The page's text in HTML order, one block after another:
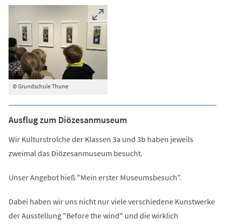
© Grundschule Thune
Ausflug zum Diözesanmuseum
Wir Kulturstrolche der Klassen 3a und 3b haben jeweils
zweimal das Diözesanmuseum besucht.
Unser Angebot hieß "Mein erster Museumsbesuch".
Dabei haben wir uns nicht nur viele verschiedene Kunstwerke
der Ausstellung "Before the wind" und die wirklich